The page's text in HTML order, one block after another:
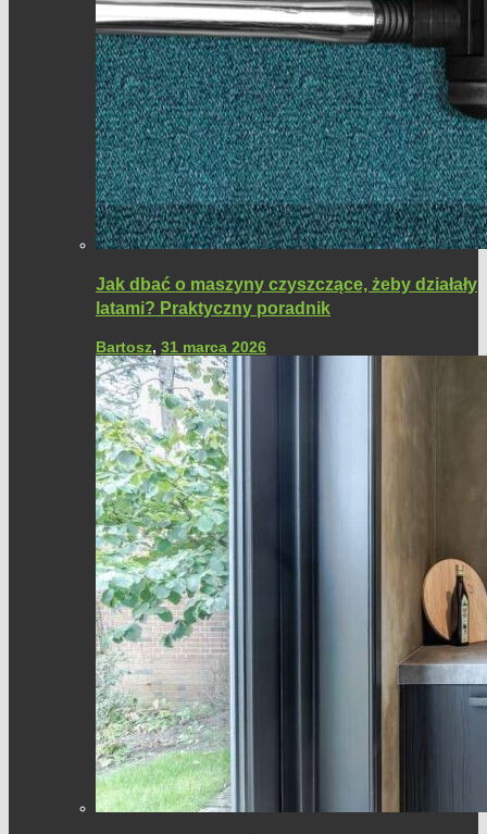
Jak dbać o maszyny czyszczące, żeby działały
latami? Praktyczny poradnik
Bartosz, 31 marca 2026